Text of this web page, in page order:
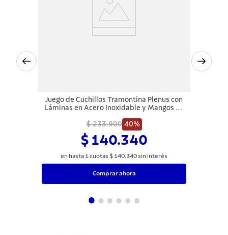
Juego de Cuchillos Tramontina Plenus con
Láminas en Acero Inoxidable y Mangos de
$ 233.900 40%
$ 140.340
en hasta 1 cuotas $ 140.340sin interés
Comprar ahora